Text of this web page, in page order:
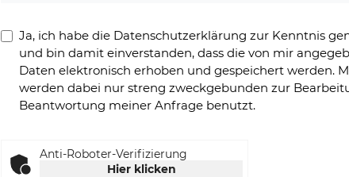
Ja, ich habe die Datenschutzerklärung zur Kenntnis
und bin damit einverstanden, dass die von mir
Daten elektronisch erhoben und gespeichert werden.
werden dabei nur streng zweckgebunden zur
Beantwortung meiner Anfrage benutzt.
Anti-Roboter-Verifizierung
Hier klicken